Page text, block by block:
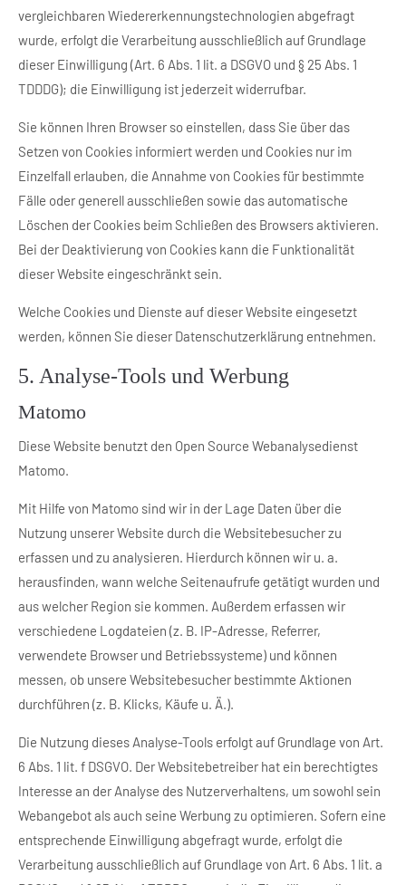
vergleichbaren Wiedererkennungstechnologien abgefragt
wurde, erfolgt die Verarbeitung ausschließlich auf Grundlage
dieser Einwilligung (Art. 6 Abs. 1 lit. a DSGVO und § 25 Abs. 1
TDDDG); die Einwilligung ist jederzeit widerrufbar.
Sie können Ihren Browser so einstellen, dass Sie über das
Setzen von Cookies informiert werden und Cookies nur im
Einzelfall erlauben, die Annahme von Cookies für bestimmte
Fälle oder generell ausschließen sowie das automatische
Löschen der Cookies beim Schließen des Browsers aktivieren.
Bei der Deaktivierung von Cookies kann die Funktionalität
dieser Website eingeschränkt sein.
Welche Cookies und Dienste auf dieser Website eingesetzt
werden, können Sie dieser Datenschutzerklärung entnehmen.
5. Analyse-Tools und Werbung
Matomo
Diese Website benutzt den Open Source Webanalysedienst
Matomo.
Mit Hilfe von Matomo sind wir in der Lage Daten über die
Nutzung unserer Website durch die Websitebesucher zu
erfassen und zu analysieren. Hierdurch können wir u. a.
herausfinden, wann welche Seitenaufrufe getätigt wurden und
aus welcher Region sie kommen. Außerdem erfassen wir
verschiedene Logdateien (z. B. IP-Adresse, Referrer,
verwendete Browser und Betriebssysteme) und können
messen, ob unsere Websitebesucher bestimmte Aktionen
durchführen (z. B. Klicks, Käufe u. Ä.).
Die Nutzung dieses Analyse-Tools erfolgt auf Grundlage von Art.
6 Abs. 1 lit. f DSGVO. Der Websitebetreiber hat ein berechtigtes
Interesse an der Analyse des Nutzerverhaltens, um sowohl sein
Webangebot als auch seine Werbung zu optimieren. Sofern eine
entsprechende Einwilligung abgefragt wurde, erfolgt die
Verarbeitung ausschließlich auf Grundlage von Art. 6 Abs. 1 lit. a